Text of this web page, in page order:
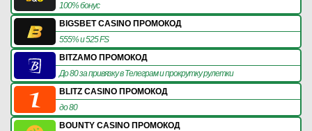
100% бонус
BIGSBET CASINO ПРОМОКОД
555% и 525 FS
BITZAMO ПРОМОКОД
До 80 за привязку в Телеграм и прокрутку рулетки
BLITZ CASINO ПРОМОКОД
до 80
BOUNTY CASINO ПРОМОКОД